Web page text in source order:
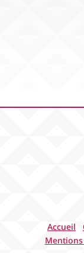
Accueil